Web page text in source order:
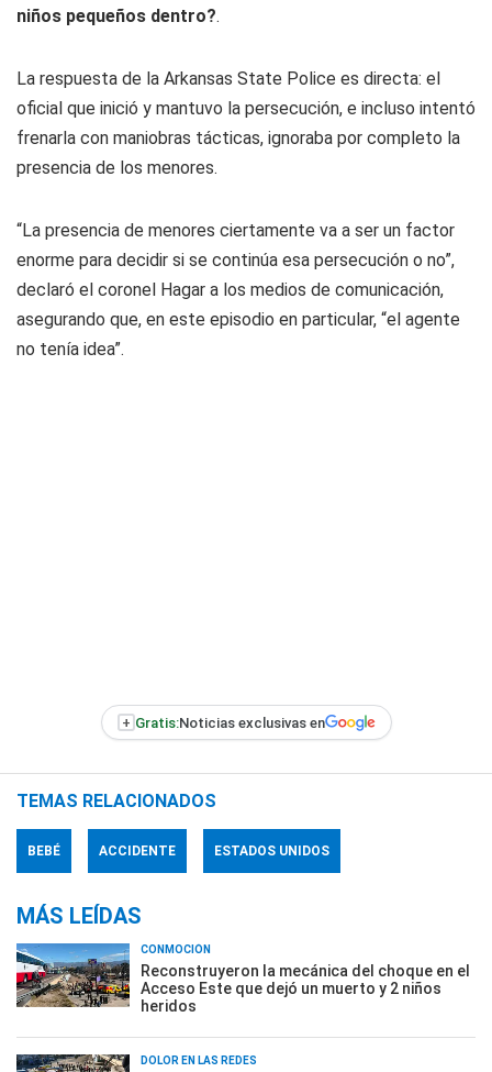
niños pequeños dentro?.
La respuesta de la Arkansas State Police es directa: el
oficial que inició y mantuvo la persecución, e incluso intentó
frenarla con maniobras tácticas, ignoraba por completo la
presencia de los menores.
“La presencia de menores ciertamente va a ser un factor
enorme para decidir si se continúa esa persecución o no”,
declaró el coronel Hagar a los medios de comunicación,
asegurando que, en este episodio en particular, “el agente
no tenía idea”.
+ Gratis:Noticias exclusivas en
TEMAS RELACIONADOS
BEBÉ ACCIDENTE ESTADOS UNIDOS
MÁS LEÍDAS
CONMOCIÓN
Reconstruyeron la mecánica del choque en el
Acceso Este que dejó un muerto y 2 niños
heridos
DOLOR EN LAS REDES